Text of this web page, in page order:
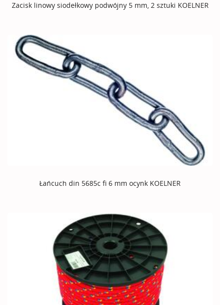
Zacisk linowy siodełkowy podwójny 5 mm, 2 sztuki KOELNER
Łańcuch din 5685c fi 6 mm ocynk KOELNER